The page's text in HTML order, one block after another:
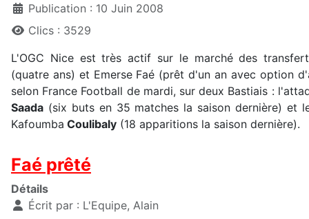
Publication : 10 Juin 2008
Clics : 3529
L'OGC Nice est très actif sur le marché des
(quatre ans) et Emerse Faé (prêt d'un an avec option
selon France Football de mardi, sur deux Bastiais :
Saada (six buts en 35 matches la saison dernière) et
Kafoumba Coulibaly (18 apparitions la saison dernière).
Faé prêté
Détails
Écrit par : L'Equipe, Alain